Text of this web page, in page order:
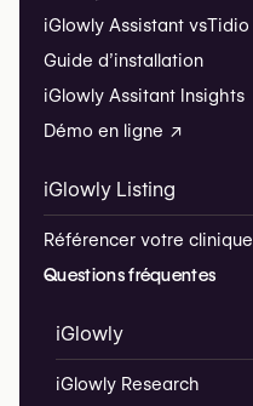
iGlowly Assistant vsTidio
Guide d’installation
iGlowly Assitant Insights
Démo en ligne ↗
iGlowly Listing
Référencer votre clinique
Questions fréquentes
iGlowly
iGlowly Research